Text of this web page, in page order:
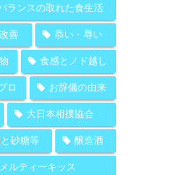
ランスの取れた食生活
善 忝い・辱い
食感とノド越し
ロ お辞儀の由来
大日本相撲協会
砂糖等 醸造酒
メルティーキッス